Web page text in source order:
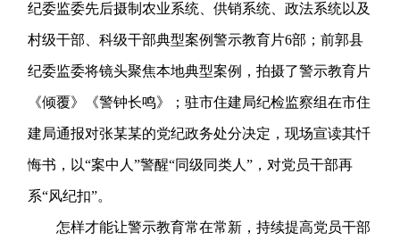
纪委监委先后摄制农业系统、供销系统、政法系统以及
村级干部、科级干部典型案例警示教育片6部；前郭县
纪委监委将镜头聚焦本地典型案例，拍摄了警示教育片
《倾覆》《警钟长鸣》；驻市住建局纪检监察组在市住
建局通报对张某某的党纪政务处分决定，现场宣读其忏
悔书，以“案中人”警醒“同级同类人”，对党员干部再
系“风纪扣”。
怎样才能让警示教育常在常新，持续提高党员干部